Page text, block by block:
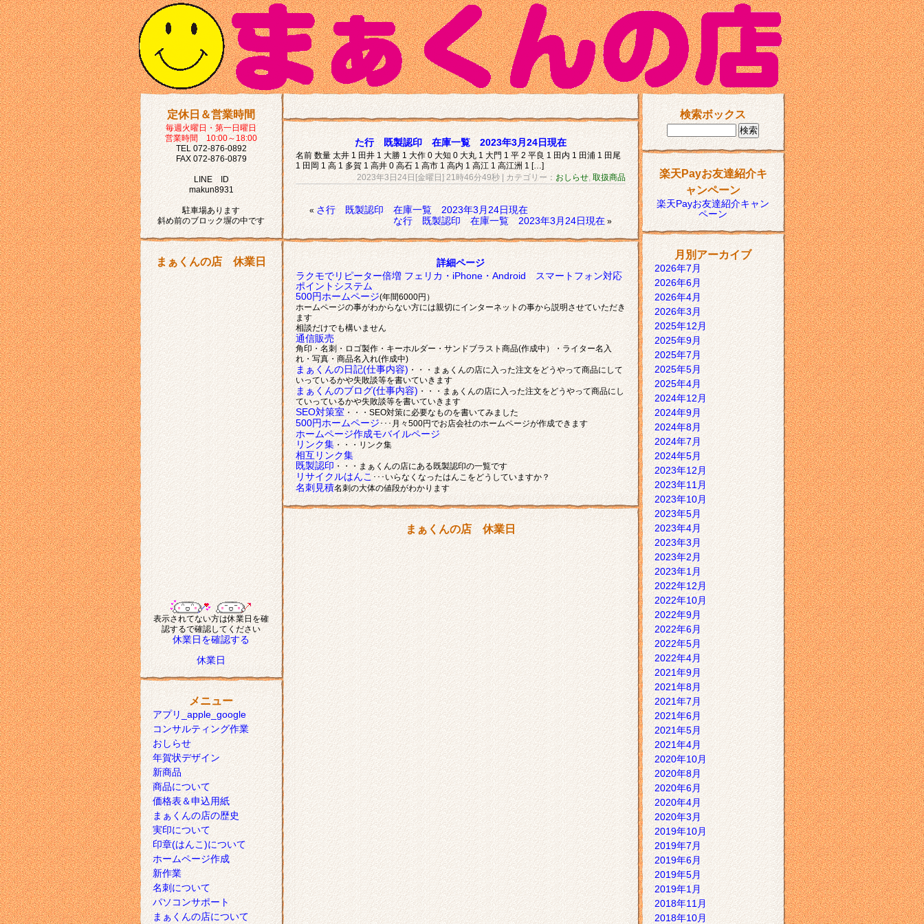
定休日＆営業時間
毎週火曜日・第一日曜日
営業時間 10:00～18:00
TEL 072-876-0892
FAX 072-876-0879
LINE ID
makun8931
駐車場あります
斜め前のブロック塀の中です
まぁくんの店 休業日
表示されてない方は休業日を確
認するで確認してください
休業日を確認する
休業日
メニュー
アプリ_apple_google
コンサルティング作業
おしらせ
年賀状デザイン
新商品
商品について
価格表＆申込用紙
まぁくんの店の歴史
実印について
印章(はんこ)について
ホームページ作成
新作業
名刺について
パソコンサポート
まぁくんの店について
た行 既製認印 在庫一覧 2023年3月24日現在
名前 数量 太井 1 田井 1 大勝 1 大作 0 大知 0 大丸 1 大門 1 平 2 平良 1 田内 1 田浦 1 田尾
1 田岡 1 高 1 多賀 1 高井 0 高石 1 高市 1 高内 1 高江 1 高江洲 1 […]
2023年3日24日[金曜日] 21時46分49秒 | カテゴリー： おしらせ,取扱商品
«さ行 既製認印 在庫一覧 2023年3月24日現在
な行 既製認印 在庫一覧 2023年3月24日現在»
詳細ページ
ラクモでリピーター倍増 フェリカ・iPhone・Android スマートフォン対応
ポイントシステム
500円ホームページ(年間6000円）
ホームページの事がわからない方には親切にインターネットの事から説明させていただき
ます
相談だけでも構いません
通信販売
角印・名刺・ロゴ製作・キーホルダー・サンドブラスト商品(作成中）・ライター名入
れ・写真・商品名入れ(作成中)
まぁくんの日記(仕事内容) ・・・まぁくんの店に入った注文をどうやって商品にして
いっているかや失敗談等を書いていきます
まぁくんのブログ(仕事内容)・・・まぁくんの店に入った注文をどうやって商品にし
ていっているかや失敗談等を書いていきます
SEO対策室 ・・・SEO対策に必要なものを書いてみました
500円ホームページ･･･月々500円でお店会社のホームページが作成できます
ホームページ作成モバイルページ
リンク集・・・リンク集
相互リンク集
既製認印・・・まぁくんの店にある既製認印の一覧です
リサイクルはんこ･･･いらなくなったはんこをどうしていますか？
名刺見積名刺の大体の値段がわかります
まぁくんの店 休業日
検索ボックス
楽天Payお友達紹介キ
ャンペーン
楽天Payお友達紹介キャン
ペーン
月別アーカイブ
2026年7月
2026年6月
2026年4月
2026年3月
2025年12月
2025年9月
2025年7月
2025年5月
2025年4月
2024年12月
2024年9月
2024年8月
2024年7月
2024年5月
2023年12月
2023年11月
2023年10月
2023年5月
2023年4月
2023年3月
2023年2月
2023年1月
2022年12月
2022年10月
2022年9月
2022年6月
2022年5月
2022年4月
2021年9月
2021年8月
2021年7月
2021年6月
2021年5月
2021年4月
2020年10月
2020年8月
2020年6月
2020年4月
2020年3月
2019年10月
2019年7月
2019年6月
2019年5月
2019年1月
2018年11月
2018年10月